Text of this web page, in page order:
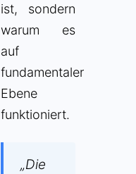
ist, sondern
warum es
auf
fundamentaler
Ebene
funktioniert.
„Die